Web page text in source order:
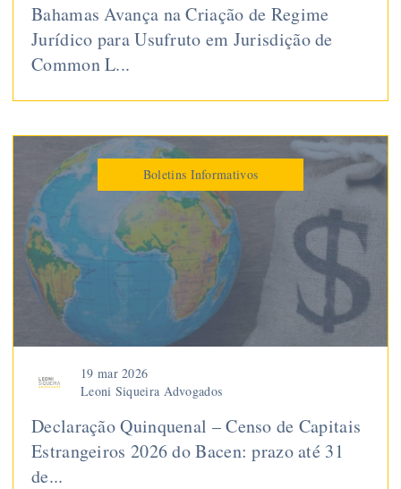
Bahamas Avança na Criação de Regime
Jurídico para Usufruto em Jurisdição de
Common L...
Boletins Informativos
19 mar 2026
Leoni Siqueira Advogados
Declaração Quinquenal – Censo de Capitais
Estrangeiros 2026 do Bacen: prazo até 31
de...